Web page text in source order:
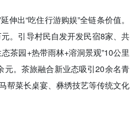
出“吃住行游购娱”全链条价值。
。引导村民自发开发民宿8家、共
茶园+热带雨林+溶洞景观”10公里
。茶旅融合新业态吸引20余名青
帮菜长桌宴、彝绣技艺等传统文化